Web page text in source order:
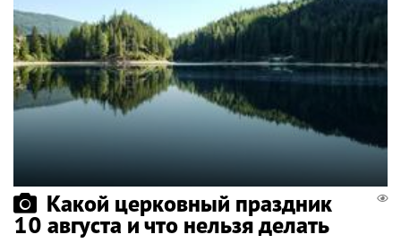
Какой церковный праздник
10 августа и что нельзя делать